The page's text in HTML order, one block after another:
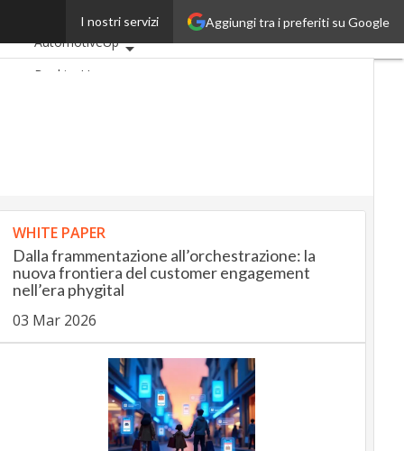
Aggiungi tra i preferiti su Google
I nostri servizi
Ultimi articoli
AutomotiveUp
BankingUp
WHITE PAPER
Dalla frammentazione all’orchestrazione: la
nuova frontiera del customer engagement
nell’era phygital
03 Mar 2026